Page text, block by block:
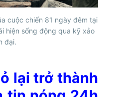
cuộc chiến 81 ngày đêm tại
hiện sống động qua kỹ xảo
đại.
lại trở thành